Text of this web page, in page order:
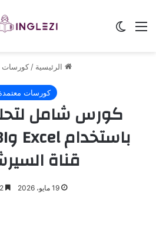
القائمة
الرئيسية / كورسات
كورسات
كورس شامل
قناة
19 مايو، 2026